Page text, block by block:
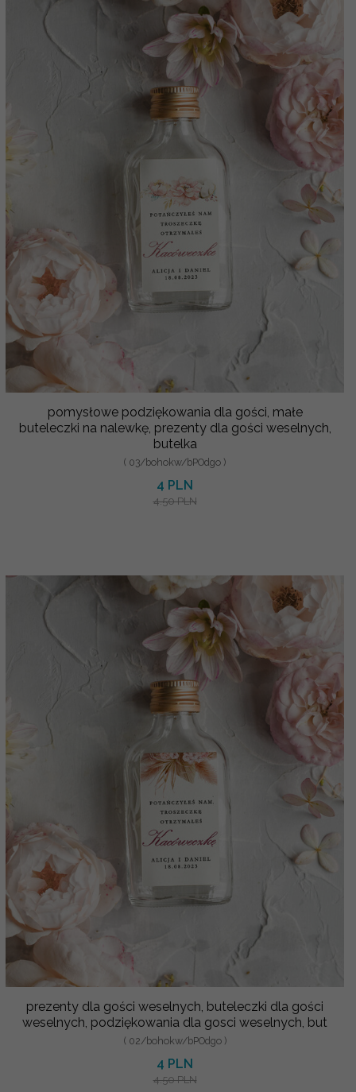
pomysłowe podziękowania dla gości, małe
buteleczki na nalewkę, prezenty dla gości weselnych,
butelka
( 03/bohokw/bPOdgo )
4 PLN
4.50 PLN
prezenty dla gości weselnych, buteleczki dla gości
weselnych, podziękowania dla gosci weselnych, but
( 02/bohokw/bPOdgo )
4 PLN
4.50 PLN